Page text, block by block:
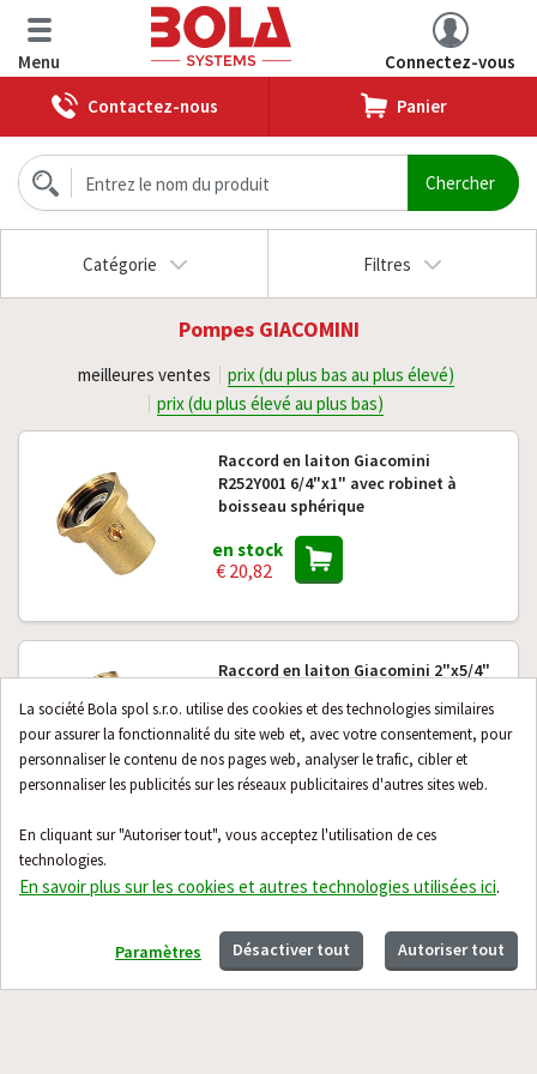
La société Bola spol s.r.o. utilise des cookies et des technologies similaires
pour assurer la fonctionnalité du site web et, avec votre consentement, pour
personnaliser le contenu de nos pages web, analyser le trafic, cibler et
personnaliser les publicités sur les réseaux publicitaires d'autres sites web.
En cliquant sur "Autoriser tout", vous acceptez l'utilisation de ces
technologies.
En savoir plus sur les cookies et autres technologies utilisées ici.
Paramètres Désactiver tout Autoriser tout
Menu
Connectez-vous
Contactez-nous
Panier
Catégorie Filtres
Pompes GIACOMINI
meilleures ventes
prix (du plus bas au plus élevé)
prix (du plus élevé au plus bas)
Raccord en laiton Giacomini
R252Y001 6/4"x1" avec robinet à
boisseau sphérique
en stock
€ 20,82
Raccord en laiton Giacomini 2"x5/4"
en stock
€ 34,54